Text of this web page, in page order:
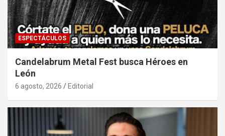
ESPECTÁCULOS
Candelabrum Metal Fest busca Héroes en
León
6 agosto, 2026 Editorial